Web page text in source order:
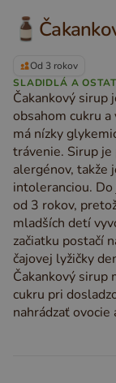
Od 3 rokov
SLADIDLÁ A
Čakankový sirup
obsahom cukru
má nízky
trávenie. Sirup je
alergénov, takže
intoleranciou. Do
od 3 rokov,
mladších detí
začiatku postačí
čajovej lyžičky
Čakankový sirup
cukru pri
nahrádzať